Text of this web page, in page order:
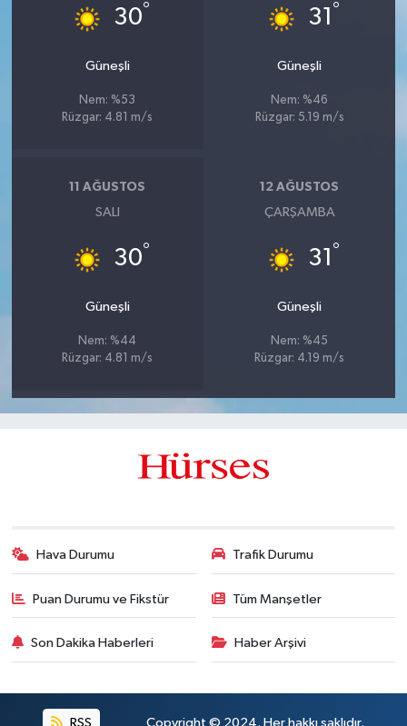
30°
Güneşli
Nem: %53
Rüzgar: 4.81 m/s
31 °
Güneşli
Nem: %46
Rüzgar: 5.19 m/s
11 AĞUSTOS
SALI
30°
Güneşli
Nem: %44
Rüzgar: 4.81 m/s
12 AĞUSTOS
ÇARŞAMBA
31 °
Güneşli
Nem: %45
Rüzgar: 4.19 m/s
Hava Durumu Trafik Durumu
Puan Durumu ve Fikstür Tüm Manşetler
Son Dakika Haberleri Haber Arşivi
RSS Copyright © 2024. Her hakkı saklıdır.